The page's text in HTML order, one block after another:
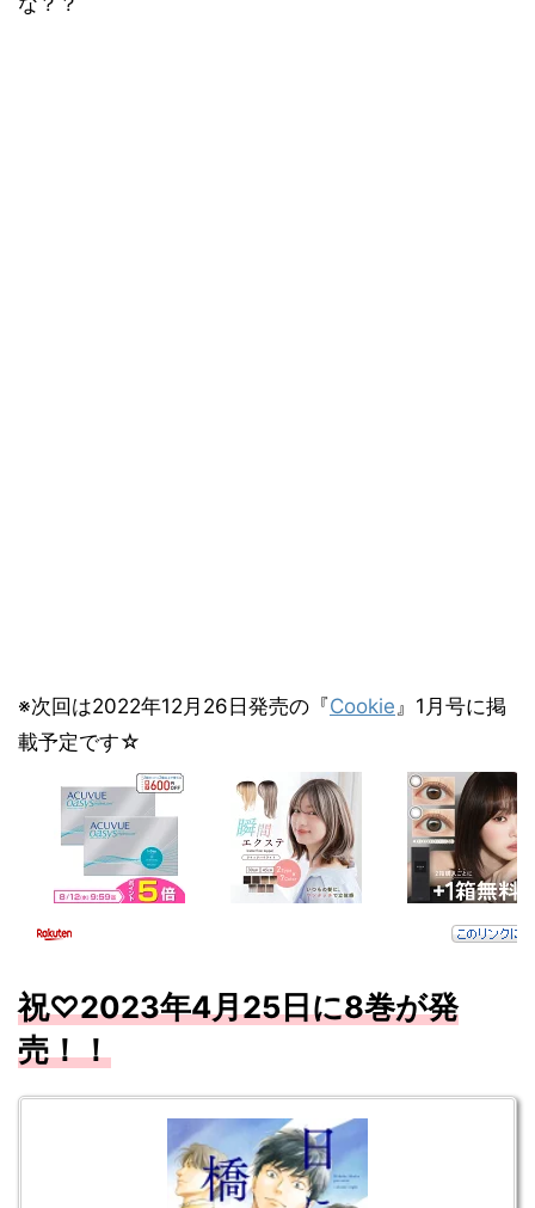
※次回は2022年12月26日発売の『Cookie 』1月号に掲
載予定です☆
祝♡2023年4月25日に8巻が発
売！！